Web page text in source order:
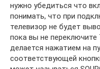
нужно убедиться что
понимать, что при
телевизор не будет
пока вы не
делается нажатием на
соответствующей